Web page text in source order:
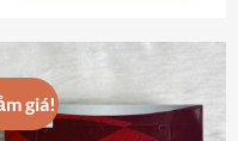
nhiều
biến
giá!